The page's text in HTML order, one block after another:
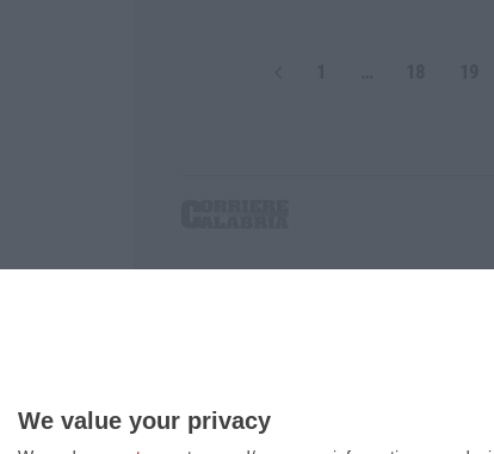
We value your privacy
P.IVA. 03199620794, Via del mare 6/G,
Iscrizione tribunale di Lamezia Terme 5/